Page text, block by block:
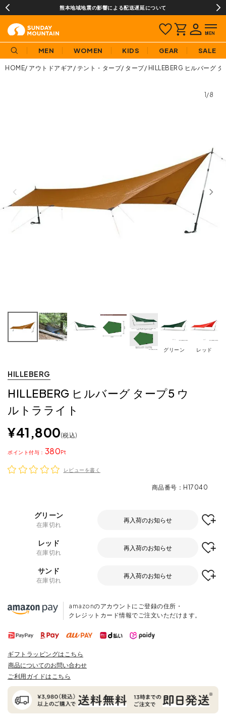
熊本地域地震の影響による配送遅延について
MEN WOMEN KIDS GEAR SALE
HOME アウトドアギア テント・タープ タープ HILLEBERG ヒルバーグ
1/8
グリーン レッド
HILLEBERG
HILLEBERG ヒルバーグ タープ5 ウ
ルトラライト
¥41,800 税込
380
ポイント
レビューを書く
商品番号 H17040
グリーン
在庫切れ
再入荷のお知らせ
レッド
在庫切れ
再入荷のお知らせ
サンド
在庫切れ
再入荷のお知らせ
amazonのアカウントにご登録の住所・
クレジットカード情報でご注文いただけます。
ギフトラッピングはこちら
商品についてのお問い合わせ
ご利用ガイドはこちら